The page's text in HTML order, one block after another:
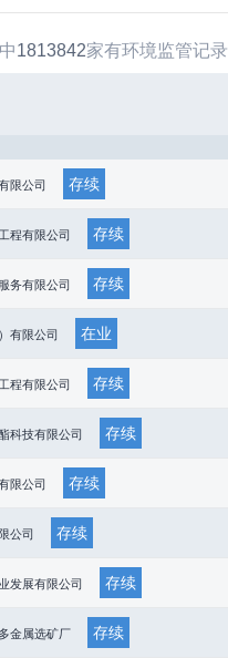
1813842家有环境监管记录
限公司 存续
程有限公司 存续
务有限公司 存续
有限公司 在业
程有限公司 存续
科技有限公司 存续
限公司 存续
公司 存续
发展有限公司 存续
金属选矿厂 存续